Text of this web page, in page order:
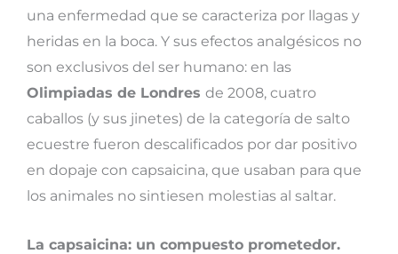
una enfermedad que se caracteriza por llagas y
heridas en la boca. Y sus efectos analgésicos no
son exclusivos del ser humano: en las
Olimpiadas de Londres de 2008, cuatro
caballos (y sus jinetes) de la categoría de salto
ecuestre fueron descalificados por dar positivo
en dopaje con capsaicina, que usaban para que
los animales no sintiesen molestias al saltar.
La capsaicina: un compuesto prometedor.